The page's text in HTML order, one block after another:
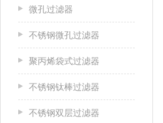
微孔过滤器
不锈钢微孔过滤器
聚丙烯袋式过滤器
不锈钢钛棒过滤器
不锈钢双层过滤器